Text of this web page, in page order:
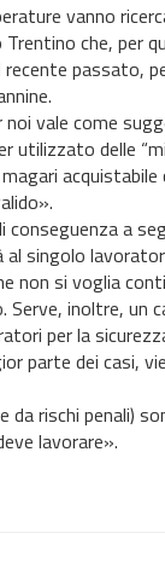
vanno
che, per
passato,
vale come
delle
a
singolo
non si voglia
inoltre, un
per la
parte dei casi,
rischi penali)
lavorare».